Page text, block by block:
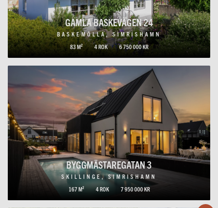
GAMLA BASKEVÄGEN 24
BASKEMÖLLA, SIMRISHAMN
83 M²
4 ROK 6 750 000 KR
BYGGMÄSTAREGATAN 3
SKILLINGE, SIMRISHAMN
167 M²
4 ROK 7 950 000 KR